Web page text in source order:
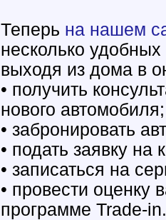
Теперь на нашем
несколько
выходя из дома в
• получить
нового автомобиля;
• забронировать
• подать заявку на
• записаться на
• провести оценку
программе Trade-in.